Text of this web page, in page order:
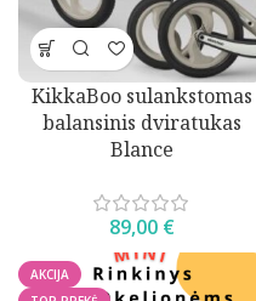
KikkaBoo sulankstomas
balansinis dviratukas
Blance
89,00 €
AKCIJA